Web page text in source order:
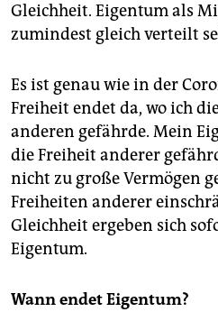
Gleichheit. Eigentum als
zumindest gleich verteilt
Es ist genau wie in der
Freiheit endet da, wo ich
anderen gefährde. Mein
die Freiheit anderer
nicht zu große Vermögen
Freiheiten anderer
Gleichheit ergeben sich
Eigentum.
Wann endet Eigentum?